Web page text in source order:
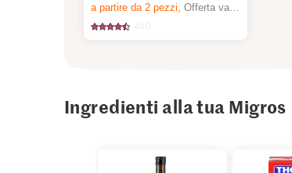
a partire da 2 pezzi, Offerta valida solo dal 6.8 al 12.8.2026, fino a esaurimento dello stock.
Ingredienti alla tua Migros